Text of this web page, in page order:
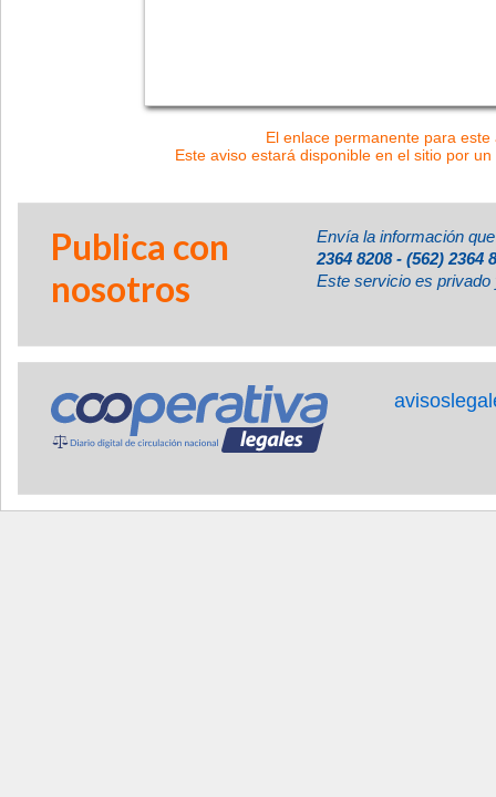
El enlace permanente para
Este aviso estará disponible en el sitio por
Publica con
nosotros
Envía la información
2364 8208 - (562) 2364
Este servicio es privado